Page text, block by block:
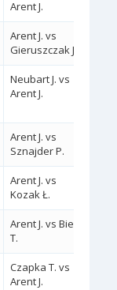
Arent J.
Arent J. vs
Gieruszczak J.
Neubart J. vs
Arent J.
Arent J. vs
Sznajder P.
Arent J. vs
Kozak Ł.
Arent J. vs Bień
T.
Czapka T. vs
Arent J.